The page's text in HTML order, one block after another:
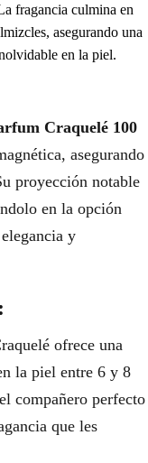
fragancia culmina en
asegurando una
en la piel.
Craquelé 100
asegurando
proyección notable
en la opción
y
ofrece una
la piel entre 6 y 8
compañero perfecto
que les